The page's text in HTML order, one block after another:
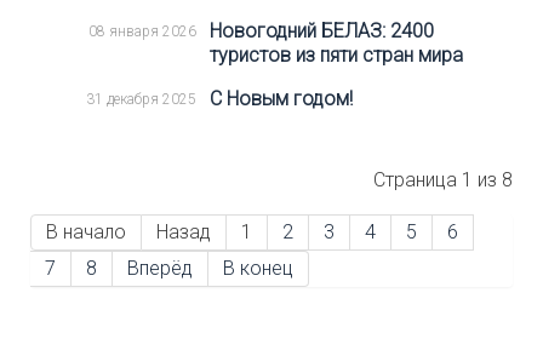
08 января 2026
Новогодний БЕЛАЗ: 2400
туристов из пяти стран мира
31 декабря 2025 С Новым годом!
Страница 1 из 8
В начало Назад 1 2 3 4 5
6
7
8 Вперёд В конец